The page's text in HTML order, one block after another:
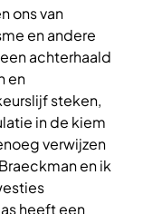
ons van
en andere
achterhaald
en
steken,
in de kiem
verwijzen
en ik
heeft een